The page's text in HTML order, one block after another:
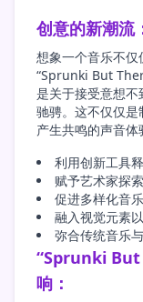
创意的新潮流
想象一个音乐不仅
“Sprunki But
是关于接受意想
驰骋。这不仅仅
产生共鸣的声音体
利用创新工具
赋予艺术家探
促进多样化音
融入视觉元素
弥合传统音乐
“Sprunki
响：